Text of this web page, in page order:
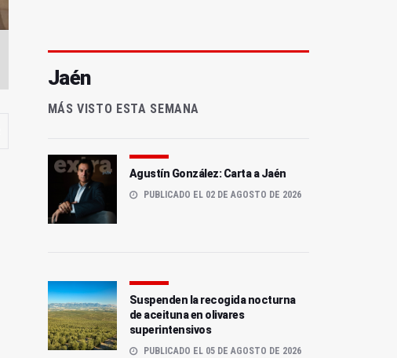
Jaén
MÁS VISTO ESTA SEMANA
Agustín González: Carta a Jaén
PUBLICADO EL 02 DE AGOSTO DE 2026
Suspenden la recogida nocturna
de aceituna en olivares
superintensivos
PUBLICADO EL 05 DE AGOSTO DE 2026